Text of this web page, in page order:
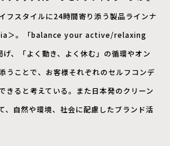
フスタイルに24時間寄り添う製品ラインナ
＞。「balance your active/relaxing
、「よく動き、よく休む」の循環やオン
うことで、お客様それぞれのセルフコンデ
きると考えている。また日本発のクリーン
、自然や環境、社会に配慮したブランド活